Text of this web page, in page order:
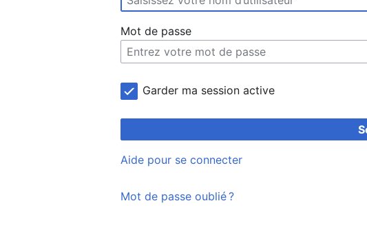
Mot de passe
Garder ma session active
Aide pour se connecter
Mot de passe oublié ?